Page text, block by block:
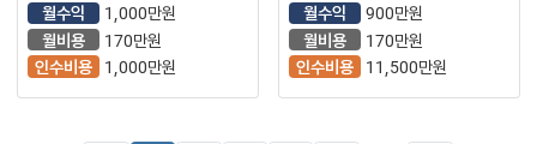
월수익
1,000만원
월비용
170만원
인수비용
1,000만원
월수익
900만원
월비용
170만원
인수비용
11,500만원